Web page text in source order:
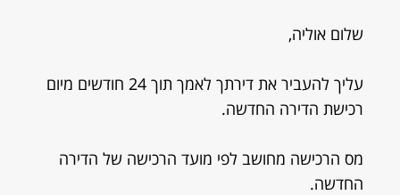
שלום אוליה,
עליך להעביר את דירתך לאמך תוך 24 חודשים מיום
רכישת הדירה החדשה.
מס הרכישה מחושב לפי מועד הרכישה של הדירה
החדשה.